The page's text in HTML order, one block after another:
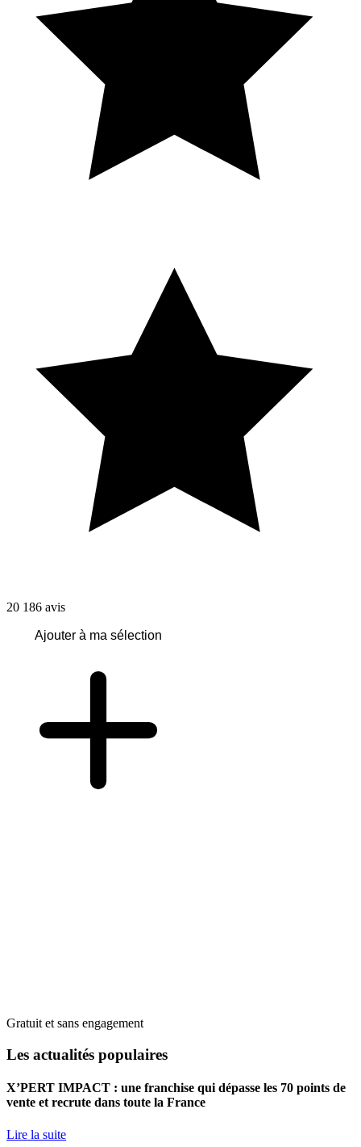
20 186 avis
Ajouter à ma sélection
Gratuit et sans engagement
Les actualités populaires
X’PERT IMPACT : une franchise qui dépasse les 70 points de
vente et recrute dans toute la France
Lire la suite